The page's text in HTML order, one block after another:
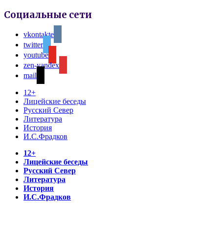
Социальные сети
vkontakte
twitter
youtube
zen-yandex
mail
12+
Лицейские беседы
Русский Север
Литература
История
И.С.Фрадков
12+
Лицейские беседы
Русский Север
Литература
История
И.С.Фрадков